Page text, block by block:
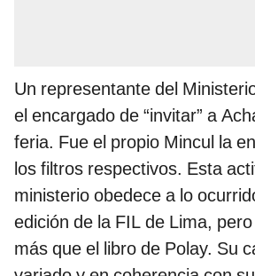
Un representante del
el encargado de “invitar” a
feria. Fue el propio Mincul la
los filtros respectivos. Esta
ministerio obedece a lo
edición de la FIL de Lima,
más que el libro de Polay. Su